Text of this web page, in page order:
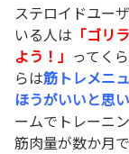
ステロイドユー
いる人は 「ゴリ
よう！」 ってく
らは筋トレメニ
ほうがいいと思い
ームでトレーニ
筋肉量が数か月